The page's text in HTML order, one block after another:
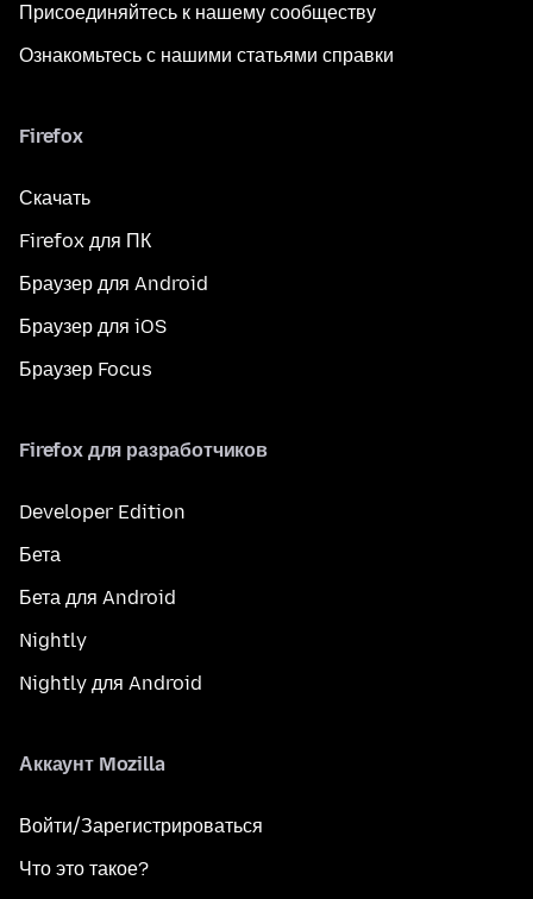
Присоединяйтесь к нашему сообществу
Ознакомьтесь с нашими статьями справки
Firefox
Скачать
Firefox для ПК
Браузер для Android
Браузер для iOS
Браузер Focus
Firefox для разработчиков
Developer Edition
Бета
Бета для Android
Nightly
Nightly для Android
Аккаунт Mozilla
Войти/Зарегистрироваться
Что это такое?